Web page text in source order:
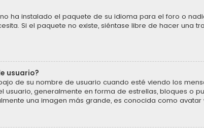
ha instalado el paquete de su idioma para el foro o
Si el paquete no existe, siéntase libre de hacer una
usuario?
de su nombre de usuario cuando esté viendo los
generalmente en forma de estrellas, bloques o
una imagen más grande, es conocida como